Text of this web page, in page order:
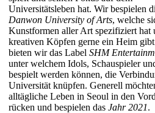
Universitätsleben hat. Wir bespielen
Danwon University of Arts, welche
Kunstformen aller Art spezifiziert hat
kreativen Köpfen gerne ein Heim
bieten wir das Label SHM
unter welchem Idols, Schauspieler
bespielt werden können, die
Universität knüpfen. Generell
alltägliche Leben in Seoul in den
rücken und bespielen das Jahr 2021.